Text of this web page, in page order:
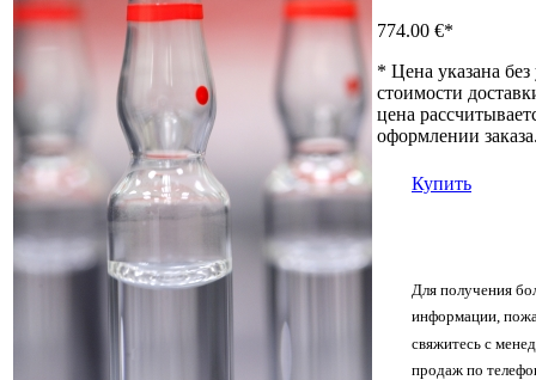
774.00 €*
* Цена указана без
стоимости
цена
оформлении
Купить
Для получения
информации,
свяжитесь с
продаж по